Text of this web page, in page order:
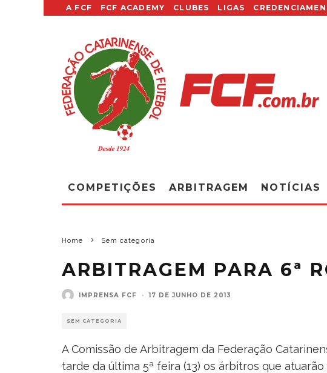
A FCF FCF ACADEMY CLUBES LIGAS
COMPETIÇÕES ARBITRAGEM NOTÍCIAS
Home Sem categoria
ARBITRAGEM PARA 6ª
IMPRENSA FCF · 17 DE JUNHO DE 2013
SEM CATEGORIA
A Comissão de Arbitragem da Federação
tarde da última 5ª feira (13) os árbitros que